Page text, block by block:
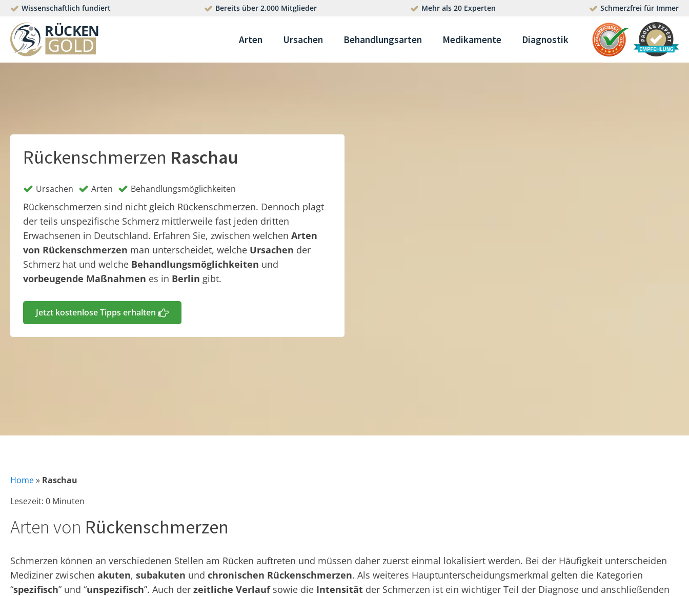
Wissenschaftlich fundiert Bereits über 2.000 Mitglieder Mehr als 20 Experten Schmerzfrei für Immer
Arten Ursachen Behandlungsarten Medikamente Diagnostik
Rückenschmerzen Raschau
Ursachen Arten Behandlungsmöglichkeiten
Rückenschmerzen sind nicht gleich Rückenschmerzen. Dennoch plagt
der teils unspezifische Schmerz mittlerweile fast jeden dritten
Erwachsenen in Deutschland. Erfahren Sie, zwischen welchen Arten
von Rückenschmerzen man unterscheidet, welche Ursachen der
Schmerz hat und welche Behandlungsmöglichkeiten und
vorbeugende Maßnahmen es in Berlin gibt.
Jetzt kostenlose Tipps erhalten
Home» Raschau
Lesezeit: 0 Minuten
Arten von Rückenschmerzen
Schmerzen können an verschiedenen Stellen am Rücken auftreten und müssen daher zuerst einmal lokalisiert werden. Bei der Häufigkeit unterscheiden
Mediziner zwischen akuten, subakuten und chronischen Rückenschmerzen. Als weiteres Hauptunterscheidungsmerkmal gelten die Kategorien
“spezifisch” und “unspezifisch”. Auch der zeitliche Verlauf sowie die Intensität der Schmerzen ist ein wichtiger Teil der Diagnose und anschließenden